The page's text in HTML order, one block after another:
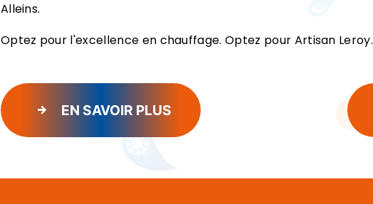
Alleins.
Optez pour l'excellence en chauffage. Optez pour Artisan Leroy.
EN SAVOIR PLUS